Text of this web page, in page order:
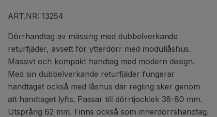
ART.NR: 13254
Dörrhandtag av mässing med dubbelverkande
returfjäder, avsett för ytterdörr med modullåshus.
Massivt och kompakt handtag med modern design.
Med sin dubbelverkande returfjäder fungerar
handtaget också med låshus där regling sker genom
att handtaget lyfts. Passar till dörrtjocklek 38-80 mm.
Utsprång 62 mm. Finns också som innerdörrshandtag.